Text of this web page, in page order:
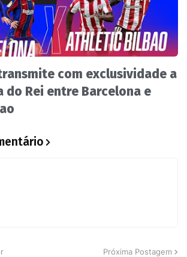
com exclusividade a
do Rei entre Barcelona e
Próxima Postagem